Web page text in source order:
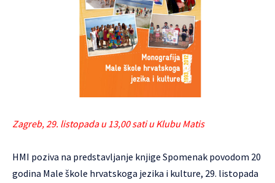
Zagreb, 29. listopada u 13,00 sati u Klubu Matis
HMI poziva na predstavljanje knjige Spomenak povodom 20
godina Male škole hrvatskoga jezika i kulture, 29. listopada